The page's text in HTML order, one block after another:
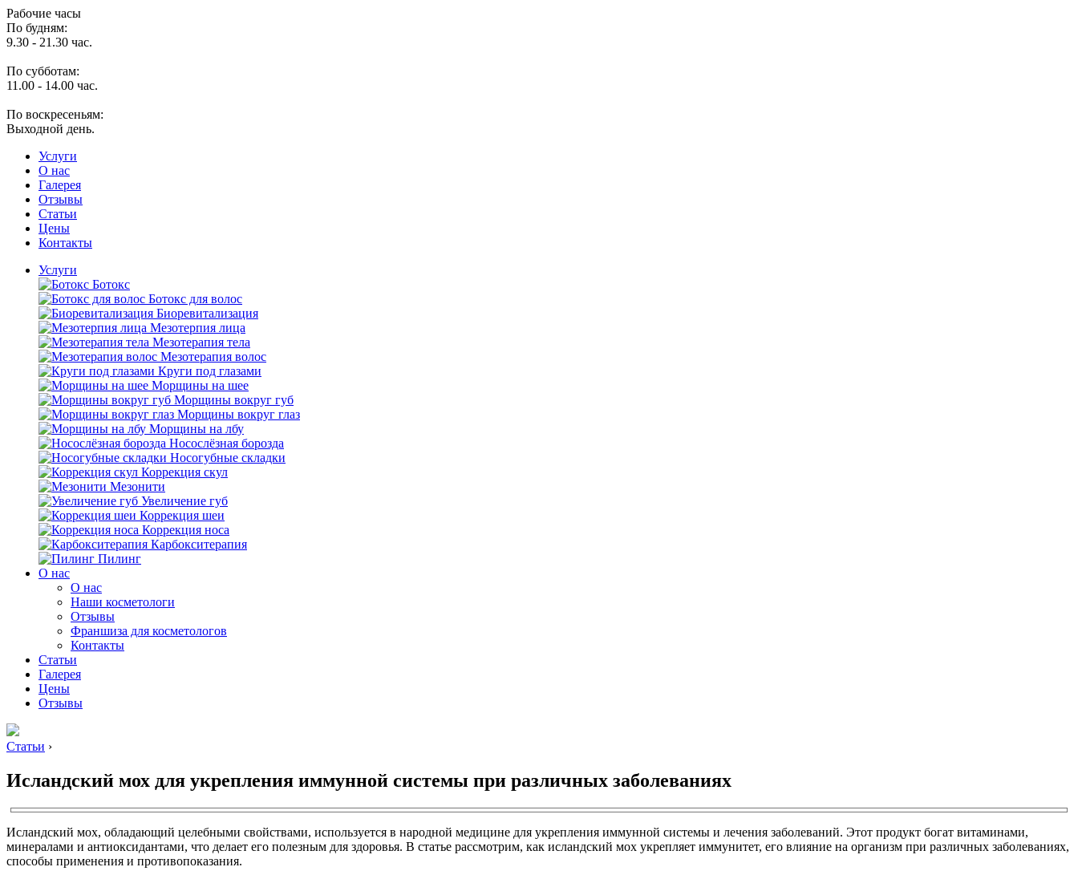
Рабочие часы
По будням:
9.30 - 21.30 час.
По субботам:
11.00 - 14.00 час.
По воскресеньям:
Выходной день.
Услуги
O нас
Галерея
Отзывы
Статьи
Цены
Контакты
Услуги
Ботокс
Ботокс для волос
Биоревитализация
Мезотерпия лица
Мезотерапия тела
Мезотерапия волос
Круги под глазами
Морщины на шее
Морщины вокруг губ
Морщины вокруг глаз
Морщины на лбу
Носослёзная борозда
Носогубные складки
Коррекция скул
Мезонити
Увеличение губ
Коррекция шеи
Коррекция носа
Карбокситерапия
Пилинг
O нас
O нас
Наши косметологи
Отзывы
Франшиза для косметологов
Контакты
Статьи
Галерея
Цены
Отзывы
Статьи ›
Исландский мох для укрепления иммунной системы при различных заболеваниях
Исландский мох, обладающий целебными свойствами, используется в народной медицине для укрепления иммунной системы и лечения заболеваний. Этот продукт богат витаминами,
минералами и антиоксидантами, что делает его полезным для здоровья. В статье рассмотрим, как исландский мох укрепляет иммунитет, его влияние на организм при различных заболеваниях,
способы применения и противопоказания.